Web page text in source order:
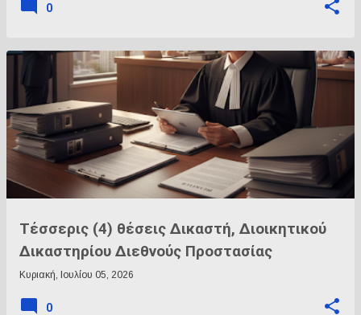
0
Τέσσερις (4) θέσεις Δικαστή, Διοικητικού
Δικαστηρίου Διεθνούς Προστασίας
Κυριακή, Ιουλίου 05, 2026
0